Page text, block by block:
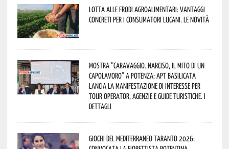
Lotta alle frodi agroalimentari: vantaggi
concreti per i consumatori lucani. Le novità
Mostra “Caravaggio. Narciso, il mito di un
capolavoro” a Potenza: APT Basilicata
lancia la manifestazione di interesse per
Tour Operator, Agenzie e Guide Turistiche. I
dettagli
Giochi del Mediterraneo Taranto 2026: